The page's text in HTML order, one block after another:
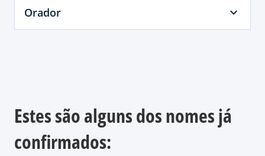
Orador
Estes são alguns dos nomes já
confirmados: